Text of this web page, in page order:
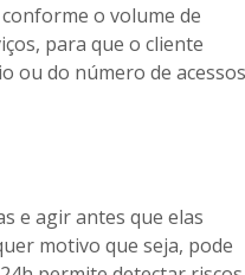
o volume de
para que o cliente
ou do número de acessos
e agir antes que elas
motivo que seja, pode